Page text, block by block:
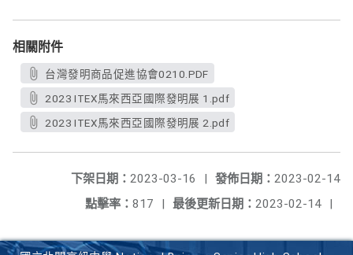
相關附件
台灣發明商品促進協會0210.PDF
2023 ITEX馬來西亞國際發明展 1.pdf
2023 ITEX馬來西亞國際發明展 2.pdf
發佈日期： 2023-02-14
下架日期： 2023-03-16
|
最後更新日期： 2023-02-14 |
點擊率： 817 |